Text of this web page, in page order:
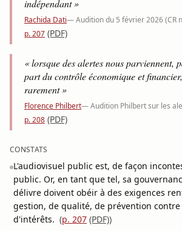
indépendant »
Rachida Dati— Audition du 5 février 2026 (CR
p. 207 (PDF)
« lorsque des alertes nous parviennent,
part du contrôle économique et
rarement »
Florence Philbert— Audition Philbert sur les
p. 208 (PDF)
CONSTATS
L'audiovisuel public est, de façon
public. Or, en tant que tel, sa
délivre doivent obéir à des exigences
gestion, de qualité, de prévention contre
d'intérêts. (p. 207 (PDF))